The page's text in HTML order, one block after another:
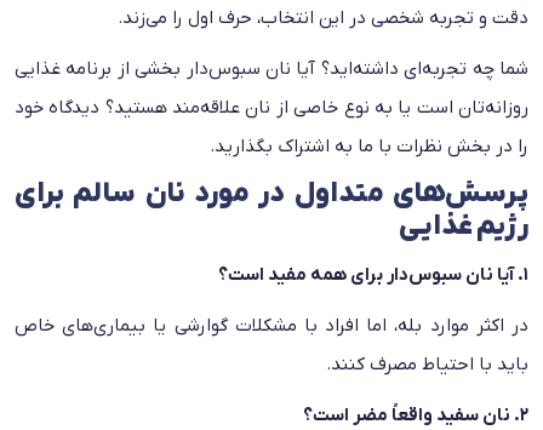
دقت و تجربه شخصی در این انتخاب، حرف اول را می‌زند.
شما چه تجربه‌ای داشته‌اید؟ آیا نان سبوس‌دار بخشی از برنامه غذایی
روزانه‌تان است یا به نوع خاصی از نان علاقه‌مند هستید؟ دیدگاه خود
را در بخش نظرات با ما به اشتراک بگذارید.
پرسش‌های متداول در مورد نان سالم برای
رژیم غذایی
۱. آیا نان سبوس‌دار برای همه مفید است؟
در اکثر موارد بله، اما افراد با مشکلات گوارشی یا بیماری‌های خاص
باید با احتیاط مصرف کنند.
۲. نان سفید واقعاً مضر است؟